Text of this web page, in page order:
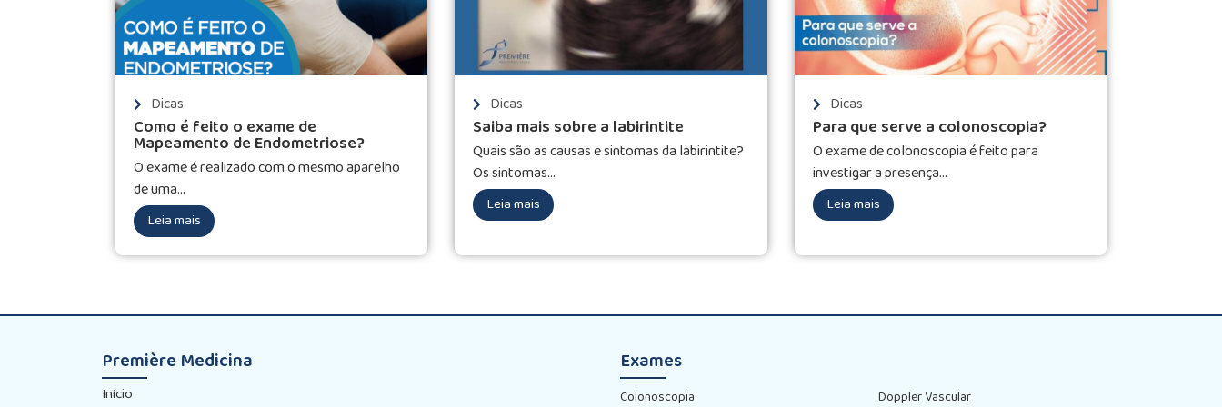
Dicas
Como é feito o exame de
Mapeamento de Endometriose?
O exame é realizado com o mesmo aparelho
de uma...
Leia mais
Dicas
Saiba mais sobre a labirintite
Quais são as causas e sintomas da labirintite?
Os sintomas...
Leia mais
Dicas
Para que serve a colonoscopia?
O exame de colonoscopia é feito para
investigar a presença...
Leia mais
Première Medicina
Início
Exames
Colonoscopia Doppler Vascular